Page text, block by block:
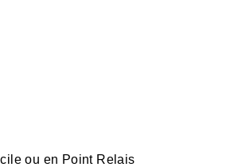
ou en Point Relais